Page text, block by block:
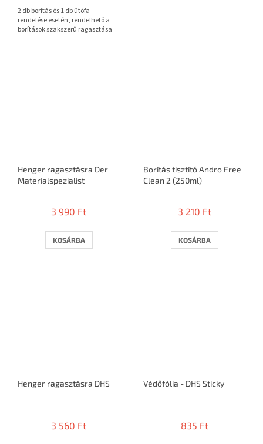
csillag.
2 db borítás és 1 db ütőfa
rendelése esetén, rendelhető a
borítások szakszerű ragasztása
Henger ragasztásra Der
Materialspezialist
3 990 Ft
KOSÁRBA
Borítás tisztító Andro Free
Clean 2 (250ml)
3 210 Ft
KOSÁRBA
Henger ragasztásra DHS
3 560 Ft
Védőfólia - DHS Sticky
835 Ft